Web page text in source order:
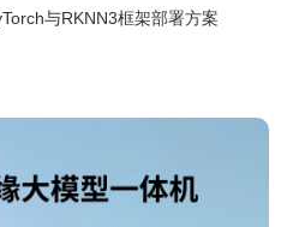
与RKNN3框架部署方案